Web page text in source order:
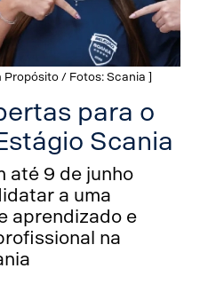
/ Fotos: Scania ]
para o
Scania
até 9 de junho
a uma
aprendizado e
na